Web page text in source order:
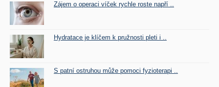
Zájem o operaci víček rychle roste napří ..
Hydratace je klíčem k pružnosti pleti i ..
S patní ostruhou může pomoci fyzioterapi ..